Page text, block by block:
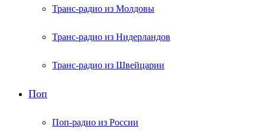
Транс-радио из Молдовы
Транс-радио из Нидерландов
Транс-радио из Швейцарии
Поп
Поп-радио из России